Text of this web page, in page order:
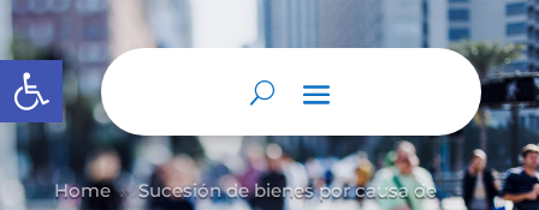
Abrir barra de herramientas
Home 9 Sucesión de bienes por causa de